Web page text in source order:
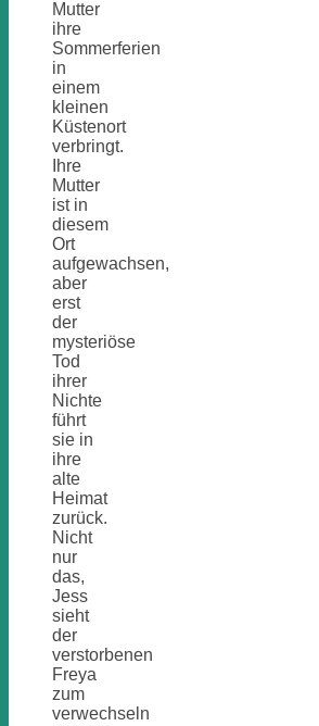
Mutter
ihre
Sommerferien
in
einem
kleinen
Küstenort
verbringt.
Ihre
Mutter
ist in
diesem
Ort
aufgewachsen,
aber
erst
der
mysteriöse
Tod
ihrer
Nichte
führt
sie in
ihre
alte
Heimat
zurück.
Nicht
nur
das,
Jess
sieht
der
verstorbenen
Freya
zum
verwechseln